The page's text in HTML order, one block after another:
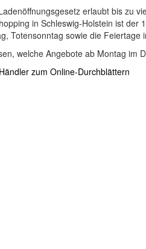
erlaubt bis zu
in Schleswig-Holstein ist
Totensonntag sowie die Feiertage
welche Angebote ab Montag im
zum Online-Durchblättern